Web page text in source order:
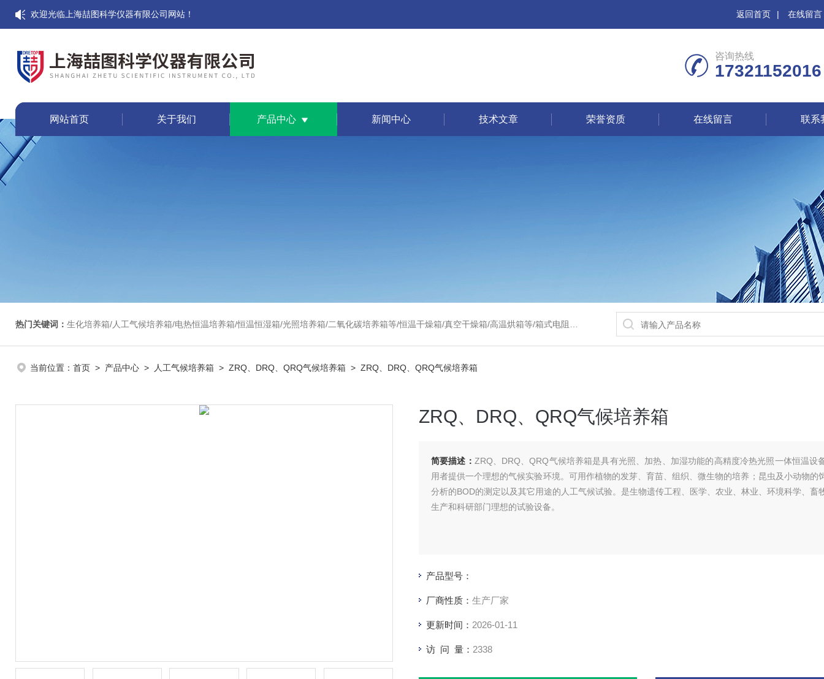
欢迎光临上海喆图科学仪器有限公司网站！ 返回首页 | 在线留言
咨询热线
17321152016
网站首页 关于我们 产品中心 新闻中心 技术文章 荣誉资质 在线留言 联系
热门关键词： 生化培养箱/人工气候培养箱/电热恒温培养箱/恒温恒湿箱/光照培养箱/二氧化碳培养箱等/恒温干燥箱/真空干燥箱/高温烘箱等/箱式电阻炉/陶瓷纤维马弗炉/高温马弗炉/管式炉/气氛炉/试验箱/摇床/振荡器/水槽/水浴锅等
当前位置： 首页 > 产品中心 > 人工气候培养箱 > ZRQ、DRQ、QRQ气候培养箱 > ZRQ、DRQ、QRQ气候培养箱
ZRQ、DRQ、QRQ气候培养箱
简要描述： ZRQ、DRQ、QRQ气候培养箱是具有光照、加热、加湿功能的高精度冷热光照一体恒温设
用者提供一个理想的气候实验环境。可用作植物的发芽、育苗、组织、微生物的培养；昆虫及小动物的
分析的BOD的测定以及其它用途的人工气候试验。是生物遗传工程、医学、农业、林业、环境科学、畜
生产和科研部门理想的试验设备。
产品型号：
厂商性质： 生产厂家
更新时间： 2026-01-11
访 问 量： 2338